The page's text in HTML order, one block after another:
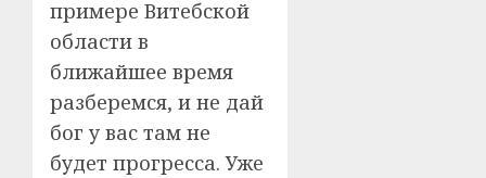
примере Витебской
области в
ближайшее время
разберемся, и не дай
бог у вас там не
будет прогресса. Уже